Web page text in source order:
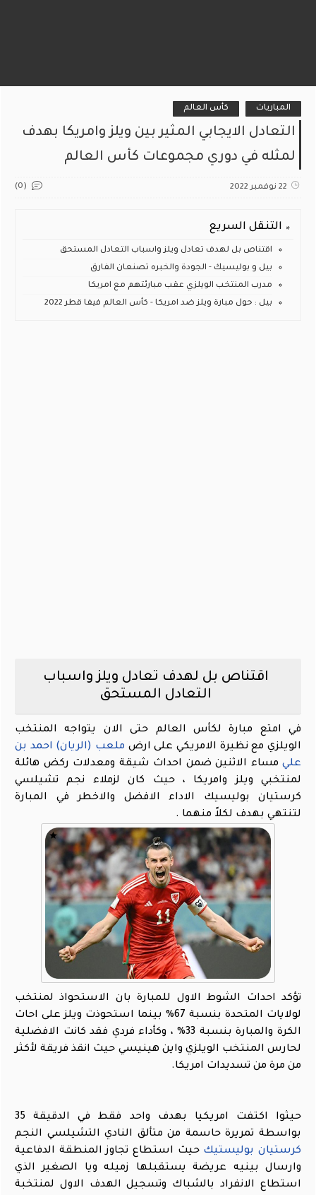
المباريات كأس العالم
التعادل الايجابي المثير بين ويلز وامريكا بهدف
لمثله في دوري مجموعات كأس العالم
22 نوفمبر 2022 (0)
التنقل السريع
اقتناص بل لهدف تعادل ويلز واسباب التعادل المستحق
بيل و بوليسيك - الجودة والخبره تصنعان الفارق
مدرب المنتخب الويلزي عقب مبارئتهم مع امريكا
بيل : حول مبارة ويلز ضد امريكا - كأس العالم فيفا قطر 2022
اقتناص بل لهدف تعادل ويلز واسباب
التعادل المستحق
في امتع مبارة لكأس العالم حتى الان يتواجه المنتخب
الويلزي مع نظيرة الامريكي على ارض ملعب (الريان) احمد بن
علي مساء الاثنين ضمن احداث شيقة ومعدلات ركض هائلة
لمنتخبي ويلز وامريكا ، حيث كان لزملاء نجم تشيلسي
كرستيان بوليسيك الاداء الافضل والاخطر في المبارة
لتنتهي بهدف لكلاً منهما .
تؤكد احداث الشوط الاول للمبارة بان الاستحواذ لمنتخب
لولايات المتحدة بنسبة 67% بينما استحوذت ويلز على احاث
الكرة والمبارة بنسبة 33% ، وكأداء فردي فقد كانت الافضلية
لحارس المنتخب الويلزي واين هينيسي حيث انقذ فريقة لأكثر
من مرة من تسديدات امريكا.
حيثوا اكتفت امريكيا بهدف واحد فقط في الدقيقة 35
بواسطة تمريرة حاسمة من متألق النادي التشيلسي النجم
كرستيان بوليستيك حيث استطاع تجاوز المنطقة الدفاعية
وارسال بينيه عريضة يستقبلها زميله ويا الصغير الذي
استطاع الانفراد بالشباك وتسجيل الهدف الاول لمنتخبة